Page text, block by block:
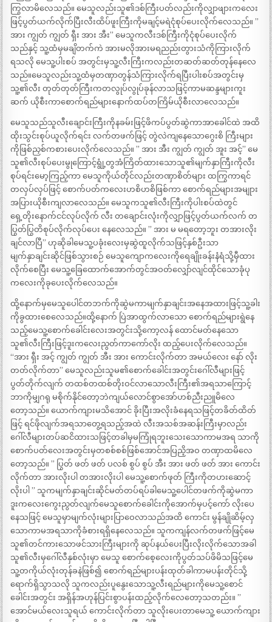
ကြွလာမိလေသည်။ မေသူလည်းသူ၏ဒစ်ကြီးပတ်လည်းကိုလျှာဖျားကလေး
ဖြင့်ပွတ်ယက်လိုက်ပြီးလီးထိပ်ဖူးကြီးကိုမချင့်မရဲငုံစုပ်ပေးလိုက်လေသည်။ ”
အား ကျွတ် ကျွတ် ရှီး အား အီး” မေသူကလီးဒစ်ကြီးကိုငုံစုပ်ပေးလိုက်
သည်နှင့် သူ့ထံမှမချိတက်ကဲ အားမလိုအားမရညည်းတွားသံကိုကြားလိုက်
ရသလို မေသူ့ပါးစပ် အတွင်းမှသူ့လီးကြီးကလည်းတဆတ်ဆတ်တုန်နေလေ
သည်။မေသူလည်းသူ့ထံမှတဏှာတွန်သံကြားလိုက်ရပြီးပါးစပ်အတွင်းမှ
သူ့၏လီး တုတ်တုတ်ကြီးကတလွုပ်လွုပ်ခုန်လာသဖြင့်ကာမဆန္ဒများကူး
ဆက် ယိုစီးကာစောက်ရည်များနောက်ထပ်တကြိမ်ယိုစီးလာလေသည်။
မေသူသည်သူလီးချောင်းကြီးကိုနခမ်းဖြင့်ဖိကပ်ပွတ်ဆွဲကာအာခေါင်ထဲ အထိ
ထိုးသွင်းစုပ်ယူလိုက်ရင်း လက်တဖက်ဖြင့် တွဲလဲကျနေသောဂွေးစိ ကြီးများ
ကိုဖြစ်ညှစ်ကစားပေးလိုက်လေသည်။ ” အား အီး ကျွတ် ကျွတ် အူး အင့်” မေ
သူ၏လီးစုပ်ပေးမွုကြောင့်ရွုံ့တွအံကြိတ်ထားသောသူ၏မျက်နှာကြီးကိုလီး
စုပ်ရင်းမော့ကြည့်ကာ မေသူကိုယ်တိုင်လည်းတဏှာစိတ်များ ထကြွကာရင်
တလှပ်လှပ်ဖြင့် စောက်ပတ်ကလေးဟစိဟစိဖြစ်ကာ စောက်ရည်များအမျုား
အပြားယိုစီးကျလာလေသည်။ မေသူကသူ၏လီးကြီးကိုပါးစပ်ထဲတွင်
ရှေ့တိုးနောက်ငင်လုပ်လိုက် လီး တချောင်းလုံးကိုလျှာဖြင့်ပွတ်ယက်လက် တ
ပြွတ်ပြွတိစုပ်လိုက်လုပ်ပေး နေလေသည်။ ” အား မ မရတော့ဘူး တအားလိုး
ချင်လာပြီ” ဟုဆိုခါမေသူ့ပခုံးလေးမှဆွဲထူလိုက်သဖြင့်နှစ်ဦးသာ
မျက်နှာချင်းဆိုင်ဖြစ်သွားစဉ် မေသူကျောကလေးကိုရေချိုးခန်းနံရံသို့မှီထား
လိုက်စေပြီး မေသူ့ခြေထောက်အောက်တွင်အဝတ်လျှော်လျင်ထိုင်သောခုံပု
ကလေးကိုခုပေးလိုက်လေသည်။
ထို့နောက်မှမေသူပေါင်တဘက်ကိုဆွဲမကာမျက်နှာချင်းအနေအထားဖြင့်သူ့ခါး
ကိုခွထားစေလေသည်။ထို့နောက် ပြဲအာထွက်လာသော စောက်ရည်များရွဲနေ
သည့်မေသူ့စောက်ခေါင်းလေးအတွင်းသို့ကော့လန် ထောင်မတ်နေသော
သူ၏လီးကြီးဖြင့်ဒူးကလေးညွတ်ကာကော်လိုး ထည့်ပေးလိုက်လေသည်။
“အား ရှီး အင့် ကျွတ် ကျွတ် အီး အား ကောင်းလိုက်တာ အမယ်လေး နော် လိုး
တတ်လိုက်တာ” မေသူလည်းသူမ၏စောက်ခေါင်းအတွင်းဂေါ်လီများဖြင့်
ပွတ်တိုက်လျက် တထစ်တထစ်တိုးဝင်လာသောလီးကြီး၏အရသာကြောင့်
ဘာကိုမျှဂရု မစိုက်နိုင်တော့ဘဲကျယ်လောင်စွာအော်ဟစ်ညီးညူမိလေ
တော့သည်။ ယောက်ကျားမသိအောင် ခိုးပြီးအလိုးခံနေရသဖြင့်တခိတ်ထိတ်
ဖြင့် ရင်ဖိုလျက်အရသာတွေ့ရသည့်အထဲ လီးအသစ်အဆန်းကြီးမှာလည်း
ဂေါ်လီများတပ်ဆငိထားသဖြင့်တခါမှမကြုံရဘူးသေးသောကာမအရ သာကို
စောက်ပတ်လေးအတွင်းမှတစစ်စစ်ဖြစ်အောင်အပြညိ့အဝ တဏှာထမိလေ
တော့သည်။ ” ပြွတ် ဖတ် ဖတ် ပလစ် စွပ် စွပ် အီး အား ဖတ် ဖတ် အား ကောင်း
လိုက်တာ အားလိုးပါ တအားလိုးပါ မေသူ့စောက်ဖုတ် ကြီးကိုတပားဆောင့်
လိုးပါ ” သူကမျက်နှာချင်းဆိုင်မတ်တပ်ရပ်ခါမေသူ့ပေါင်တဖက်ကိုဆွဲမကာ
ဒူးကလေးကွေးညွတ်လျက်မေသူစောက်ခေါင်းကိုအောက်မှပင့်ကော် လိုးပေ
နေသဖြင့် မေသူမှာမျက်လုံးများပြာဝေလာသည်အထိ ကောင်း မွန်ချိုဆိမ့်လှ
သောကာမအရသာကိုခံစားရရှိနေလေသည်။ သူကကျန်လက်တဖက်ဖြင့်မေ
သူ၏တင်ကားသောဖင်သားကြီးများကို ဆုပ်နယ်ပေးပြီးလိုးလိုက်သောအခါ
သူ၏လီးမှဂေါ်လီနှစ်လုံးမှာ မေသူ စောက်စေ့လေးကိုပွတ်သပ်ဖိမိသဖြင့်မေ
သူ့တကိုယ်လုံးတုန်ခနဲဖြစ်၍ စောက်ရည်များပန်းထုတ်ခါကာမပန်းတိုင်သို့
ရောက်ရှိသွာသလို သူကလည်းပူနွေးသောသူ့လီးရည်များကိုမေသူ့စောင်
ခေါင်းအတွင်း အရှိန်အဟုန်ပြင်းစွာပန်းထည့်လိုက်လေတော့သတည်း။ ”
အောင်မယ်လေးသူရယ် ကောင်းလိုက်တာ သူလိုးပေးတာမေသူ့ ယောက်ကျား